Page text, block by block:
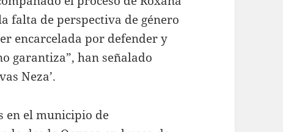
falta de perspectiva de género
encarcelada por defender y
garantiza”, han señalado
Neza’.
en el municipio de